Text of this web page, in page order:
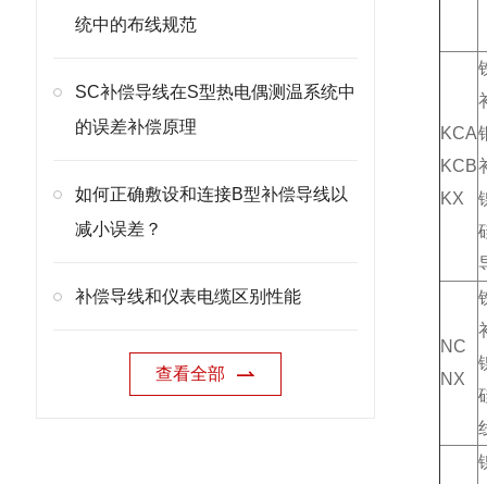
统中的布线规范
SC补偿导线在S型热电偶测温系统中
的误差补偿原理
如何正确敷设和连接B型补偿导线以
减小误差？
补偿导线和仪表电缆区别性能
查看全部
KCA
KCB
KX
NC
NX